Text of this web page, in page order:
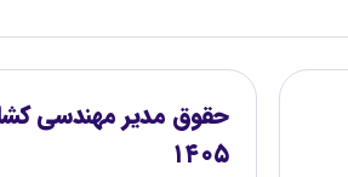
حقوق مدیر مهندسی
۱۴۰۵